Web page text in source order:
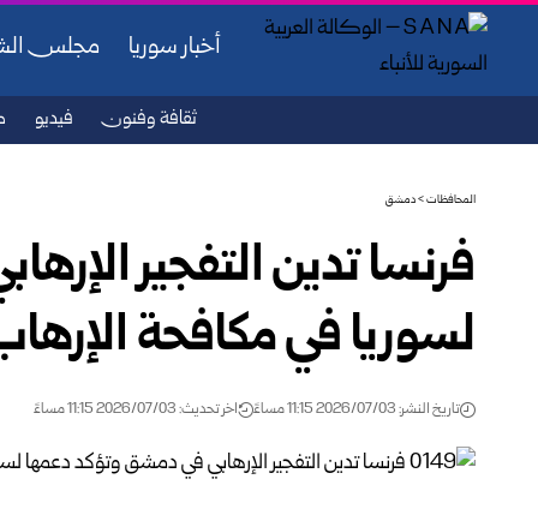
أخبار سوريا مجلس
ثقافة وفنون فيديو
المحافظات>دمشق
فرنسا تدين التفجير
لسوريا في مكافحة
تاريخ النشر: 2026/07/03 11:15 مساءً اخر تحديث: 2026/07/03 11:15 مساءً